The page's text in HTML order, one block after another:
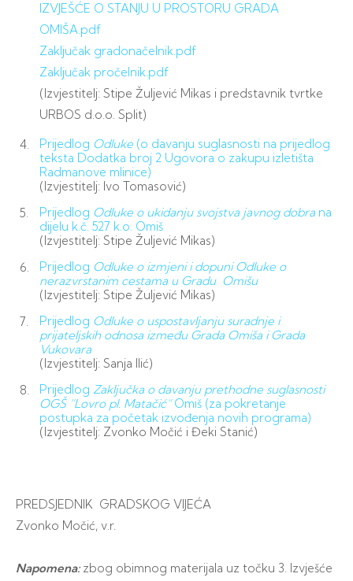
IZVJEŠĆE O STANJU U PROSTORU GRADA
OMIŠA.pdf
Zaključak gradonačelnik.pdf
Zaključak pročelnik.pdf
(Izvjestitelj: Stipe Žuljević Mikas i predstavnik tvrtke
URBOS d.o.o. Split)
Prijedlog Odluke (o davanju suglasnosti na prijedlog
teksta Dodatka broj 2 Ugovora o zakupu izletišta
Radmanove mlinice)
(Izvjestitelj: Ivo Tomasović)
Prijedlog Odluke o ukidanju svojstva javnog dobra na
dijelu k.č. 527 k.o. Omiš
(Izvjestitelj: Stipe Žuljević Mikas)
Prijedlog Odluke o izmjeni i dopuni Odluke o
nerazvrstanim cestama u Gradu Omišu
(Izvjestitelj: Stipe Žuljević Mikas)
Prijedlog Odluke o uspostavljanju suradnje i
prijateljskih odnosa između Grada Omiša i Grada
Vukovara
(Izvjestitelj: Sanja Ilić)
Prijedlog Zaključka o davanju prethodne suglasnosti
OGŠ “Lovro pl. Matačić“Omiš (za pokretanje
postupka za početak izvođenja novih programa)
(Izvjestitelj: Zvonko Močić i Đeki Stanić)
PREDSJEDNIK GRADSKOG VIJEĆA
Zvonko Močić, v.r.
Napomena:zbog obimnog materijala uz točku 3. Izvješće